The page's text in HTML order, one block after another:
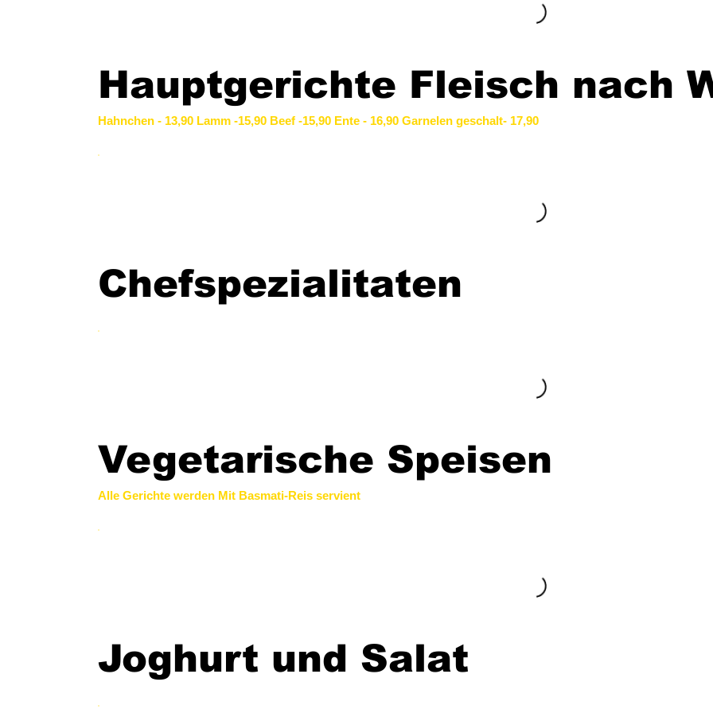
Hauptgerichte Fleisch nach
Hahnchen - 13,90 Lamm -15,90 Beef -15,90 Ente - 16,90 Garnelen geschalt- 17,90
Chefspezialitaten
Vegetarische Speisen
Alle Gerichte werden Mit Basmati-Reis servient
Joghurt und Salat